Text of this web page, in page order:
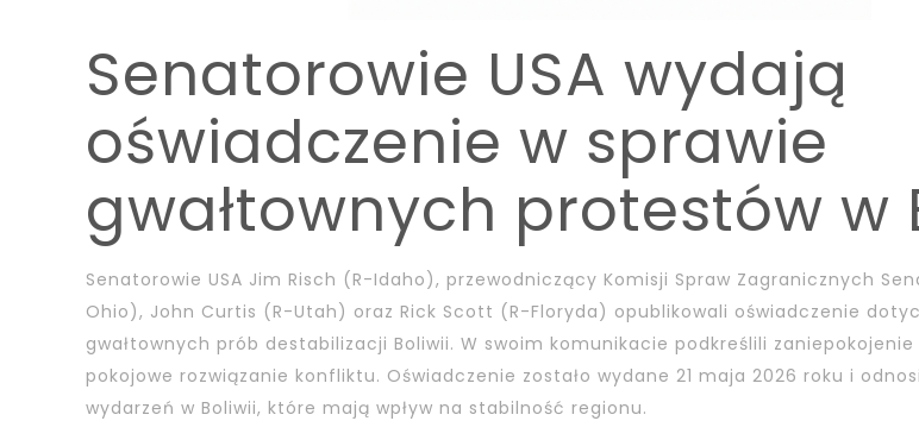
Senatorowie USA wydają
oświadczenie w sprawie
gwałtownych protestów w
Senatorowie USA Jim Risch (R-Idaho), przewodniczący Komisji Spraw Zagranicznych
Ohio), John Curtis (R-Utah) oraz Rick Scott (R-Floryda) opublikowali oświadczenie
gwałtownych prób destabilizacji Boliwii. W swoim komunikacie podkreślili
pokojowe rozwiązanie konfliktu. Oświadczenie zostało wydane 21 maja 2026 roku i
wydarzeń w Boliwii, które mają wpływ na stabilność regionu.